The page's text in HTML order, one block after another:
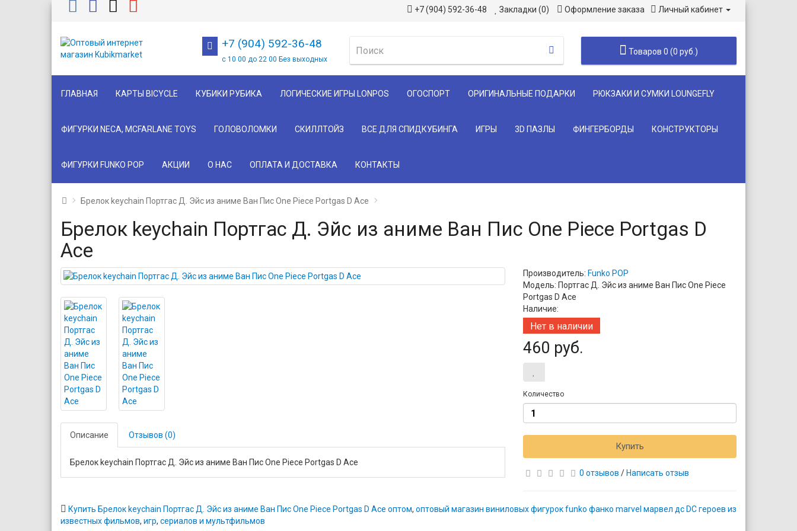
+7 (904) 592-36-48 Закладки (0) Оформление заказа Личный кабинет
+7 (904) 592-36-48
с 10 00 до 22 00 Без выходных
Товаров 0 (0 руб.)
ГЛАВНАЯ КАРТЫ BICYCLE КУБИКИ РУБИКА ЛОГИЧЕСКИЕ ИГРЫ LONPOS ОГОСПОРТ ОРИГИНАЛЬНЫЕ ПОДАРКИ РЮКЗАКИ И СУМКИ LOUNGEFLY
ФИГУРКИ NECA, MCFARLANE TOYS ГОЛОВОЛОМКИ СКИЛЛТОЙЗ ВСЕ ДЛЯ СПИДКУБИНГА ИГРЫ 3D ПАЗЛЫ ФИНГЕРБОРДЫ КОНСТРУКТОРЫ
ФИГУРКИ FUNKO POP АКЦИИ О НАС ОПЛАТА И ДОСТАВКА КОНТАКТЫ
Брелок keychain Портгас Д. Эйс из аниме Ван Пис One Piece Portgas D Ace
Брелок keychain Портгас Д. Эйс из аниме Ван Пис One Piece Portgas D
Ace
Описание Отзывов (0)
Брелок keychain Портгас Д. Эйс из аниме Ван Пис One Piece Portgas D Ace
Производитель: Funko POP
Модель: Портгас Д. Эйс из аниме Ван Пис One Piece
Portgas D Ace
Наличие:
Нет в наличии
460 руб.
Количество
Купить
0 отзывов / Написать отзыв
Купить Брелок keychain Портгас Д. Эйс из аниме Ван Пис One Piece Portgas D Ace оптом, оптовый магазин виниловых фигурок funko фанко marvel марвел дс DC героев из
известных фильмов, игр, сериалов и мультфильмов